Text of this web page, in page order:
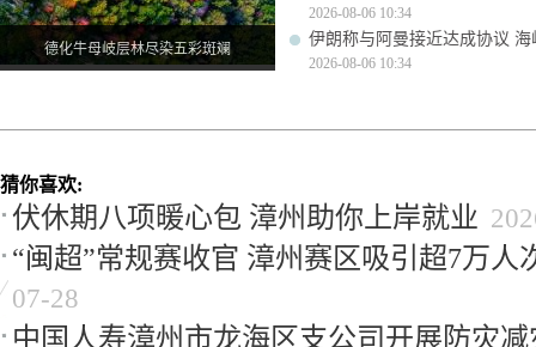
德化牛母岐层林尽染五彩斑斓
2026-08-06 10:34
伊朗称与阿曼接近达成协议
2026-08-06 10:34
猜你喜欢:
伏休期八项暖心包 漳州助你上岸就业
“闽超”常规赛收官 漳州赛区吸引超7万人
07-28
中国人寿漳州市龙海区支公司开展防灾